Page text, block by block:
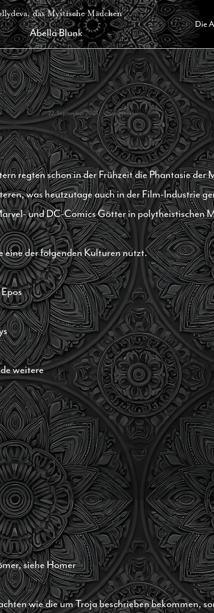
das Mystische Mädchen
Abella Blunk
Die
22. September 2024 clausdgerdes
Polytheismus in der Literatur
regten schon in der Frühzeit die Phantasie der
was heutzutage auch in der Film-Industrie
und DC-Comics Götter in polytheistischen
eine der folgenden Kulturen nutzt.
weitere
siehe Homer
wie die um Troja beschrieben bekommen,